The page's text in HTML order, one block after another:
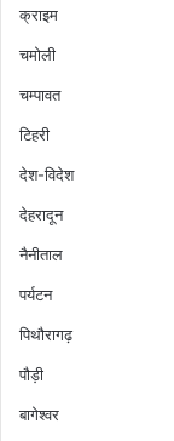
क्राइम
चमोली
चम्पावत
टिहरी
देश-विदेश
देहरादून
नैनीताल
पर्यटन
पिथौरागढ़
पौड़ी
बागेश्वर